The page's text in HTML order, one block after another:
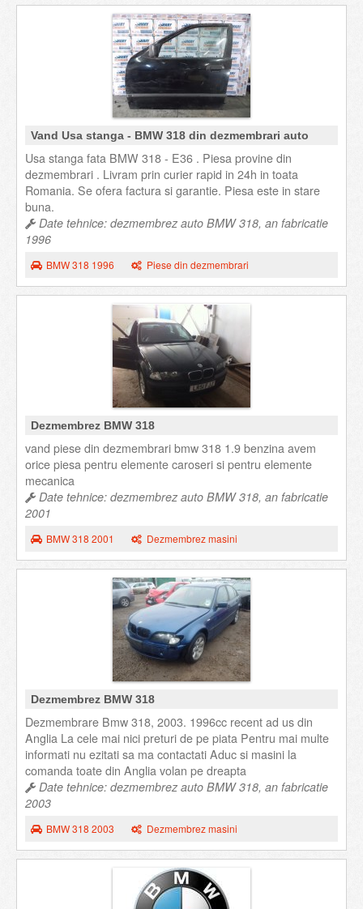
Vand Usa stanga - BMW 318 din dezmembrari auto
Usa stanga fata BMW 318 - E36 . Piesa provine din
dezmembrari . Livram prin curier rapid in 24h in toata
Romania. Se ofera factura si garantie. Piesa este in stare
buna.
Date tehnice: dezmembrez auto BMW 318, an fabricatie
1996
BMW 318 1996 Piese din dezmembrari
Dezmembrez BMW 318
vand piese din dezmembrari bmw 318 1.9 benzina avem
orice piesa pentru elemente caroseri si pentru elemente
mecanica
Date tehnice: dezmembrez auto BMW 318, an fabricatie
2001
BMW 318 2001 Dezmembrez masini
Dezmembrez BMW 318
Dezmembrare Bmw 318, 2003. 1996cc recent ad us din
Anglia La cele mai nici preturi de pe piata Pentru mai multe
informati nu ezitati sa ma contactati Aduc si masini la
comanda toate din Anglia volan pe dreapta
Date tehnice: dezmembrez auto BMW 318, an fabricatie
2003
BMW 318 2003 Dezmembrez masini